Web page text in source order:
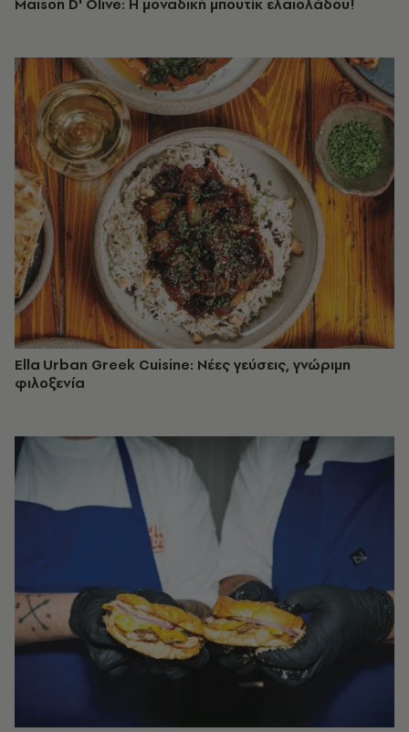
Maison D' Olive: Η μοναδική μπουτίκ ελαιολάδου!
Ella Urban Greek Cuisine: Νέες γεύσεις, γνώριμη
φιλοξενία